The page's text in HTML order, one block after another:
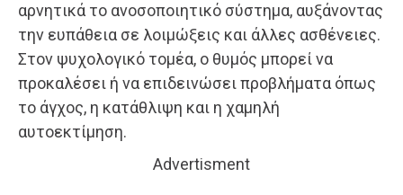
αρνητικά το ανοσοποιητικό σύστημα, αυξάνοντας
την ευπάθεια σε λοιμώξεις και άλλες ασθένειες.
Στον ψυχολογικό τομέα, ο θυμός μπορεί να
προκαλέσει ή να επιδεινώσει προβλήματα όπως
το άγχος, η κατάθλιψη και η χαμηλή
αυτοεκτίμηση.
Advertisment